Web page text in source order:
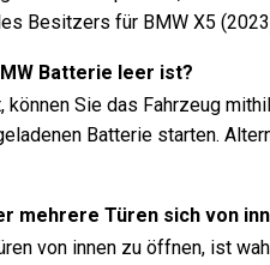
Besitzers für BMW X5
Batterie leer ist?
Sie das Fahrzeug
Batterie starten.
mehrere Türen sich von
von innen zu öffnen, ist